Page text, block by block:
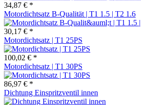
34,87 € *
Motordichtsatz B-Qualität | T1 1.5 | T2 1.6
30,17 € *
Motordichtsatz | T1 25PS
100,02 € *
Motordichtsatz | T1 30PS
86,97 € *
Dichtung Einspritzventil innen